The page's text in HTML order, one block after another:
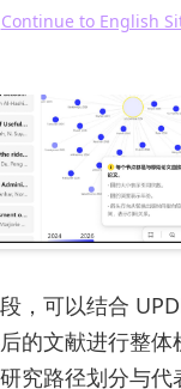
Continue to English
，可以结合
的文献进行整体
究路径划分与代